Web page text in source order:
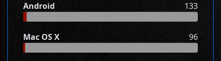
Android 133
Mac OS X 96